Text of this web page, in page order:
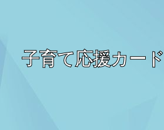
子育て応援カード